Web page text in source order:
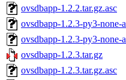
ovsdbapp-1.2.2.tar.gz.asc
ovsdbapp-1.2.3-py3-none-
ovsdbapp-1.2.3-py3-none-
ovsdbapp-1.2.3.tar.gz
ovsdbapp-1.2.3.tar.gz.asc